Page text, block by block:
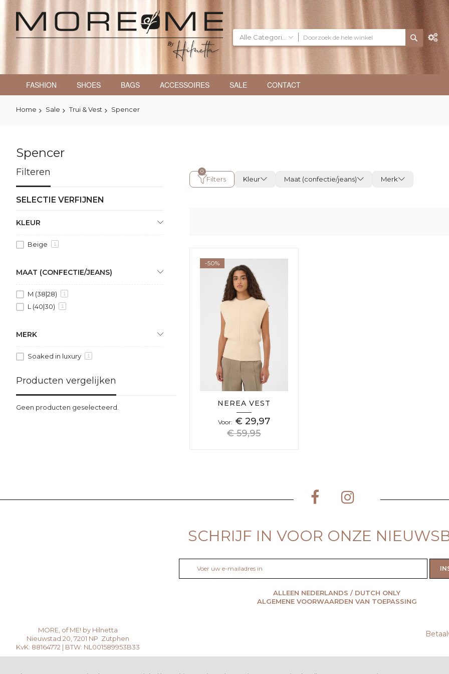
FASHION SHOES BAGS ACCESSOIRES SALE CONTACT
Home Sale Trui & Vest Spencer
Spencer
Filters Kleur Maat (confectie/jeans) Merk
-50%
NEREA VEST
Voor
€ 29,97
€ 59,95
Filteren
SELECTIE VERFIJNEN
KLEUR
Beige 1
MAAT (CONFECTIE/JEANS)
M (38|28) 1
L (40|30) 1
MERK
Soaked in luxury 1
Producten vergelijken
Geen producten geselecteerd.
SCHRIJF IN VOOR ONZE
op
nieuwsbrief
ALLEEN NEDERLANDS / DUTCH ONLY
ALGEMENE VOORWAARDEN VAN TOEPASSING
MORE, of ME! by Hilnetta
Nieuwstad 20, 7201 NP Zutphen
KvK: 88164772 | BTW: NL001589953B33